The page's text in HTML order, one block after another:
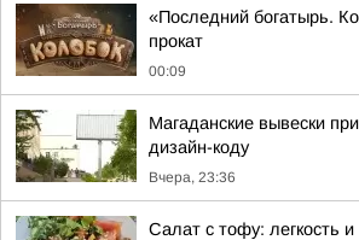
«Последний богатырь.
прокат
00:09
Магаданские вывески
дизайн-коду
Вчера, 23:36
Салат с тофу: легкость